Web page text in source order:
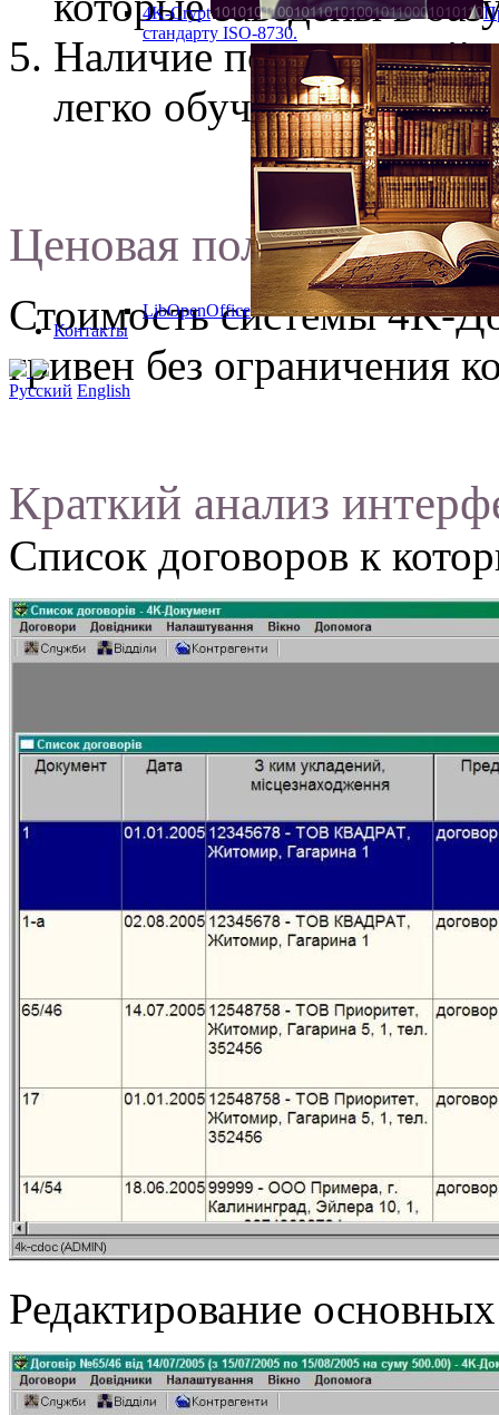
4K-Crypt
стандарту ISO-8730.
LibOpenOffice
Контакты
Русский English
Наличие полноценной
легко обучаться
Ценовая политика
Стоимость системы 4K-
гривен без ограничения
Краткий анализ
Список договоров к
Редактирование